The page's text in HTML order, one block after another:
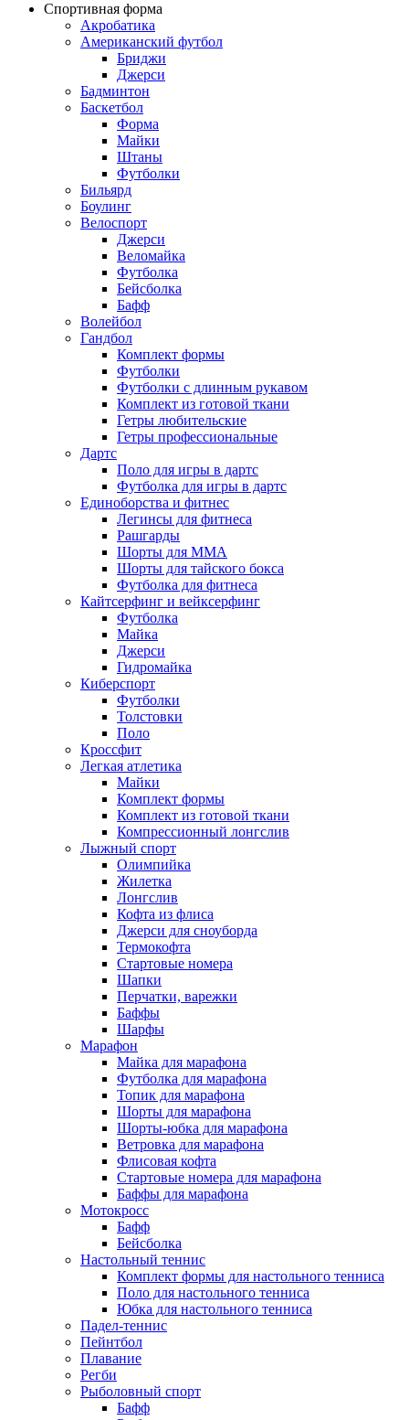
Спортивная форма
Акробатика
Американский футбол
Бриджи
Джерси
Бадминтон
Баскетбол
Форма
Майки
Штаны
Футболки
Бильярд
Боулинг
Велоспорт
Джерси
Веломайка
Футболка
Бейсболка
Бафф
Волейбол
Гандбол
Комплект формы
Футболки
Футболки с длинным рукавом
Комплект из готовой ткани
Гетры любительские
Гетры профессиональные
Дартс
Поло для игры в дартс
Футболка для игры в дартс
Единоборства и фитнес
Легинсы для фитнеса
Рашгарды
Шорты для MMA
Шорты для тайского бокса
Футболка для фитнеса
Кайтсерфинг и вейксерфинг
Футболка
Майка
Джерси
Гидромайка
Киберспорт
Футболки
Толстовки
Поло
Кроссфит
Легкая атлетика
Майки
Комплект формы
Комплект из готовой ткани
Компрессионный лонгслив
Лыжный спорт
Олимпийка
Жилетка
Лонгслив
Кофта из флиса
Джерси для сноуборда
Термокофта
Стартовые номера
Шапки
Перчатки, варежки
Баффы
Шарфы
Марафон
Майка для марафона
Футболка для марафона
Топик для марафона
Шорты для марафона
Шорты-юбка для марафона
Ветровка для марафона
Флисовая кофта
Стартовые номера для марафона
Баффы для марафона
Мотокросс
Бафф
Бейсболка
Настольный теннис
Комплект формы для настольного тенниса
Поло для настольного тенниса
Юбка для настольного тенниса
Падел-теннис
Пейнтбол
Плавание
Регби
Рыболовный спорт
Бафф